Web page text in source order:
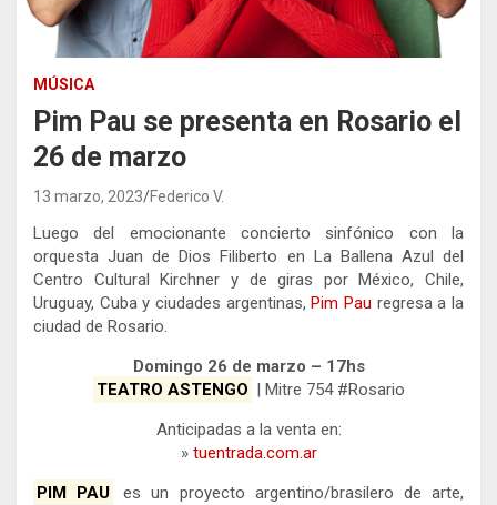
MÚSICA
Pim Pau se presenta en Rosario el
26 de marzo
13 marzo, 2023 Federico V.
Luego del emocionante concierto sinfónico con la
orquesta Juan de Dios Filiberto en La Ballena Azul del
Centro Cultural Kirchner y de giras por México, Chile,
Uruguay, Cuba y ciudades argentinas, Pim Pau regresa a la
ciudad de Rosario.
Domingo 26 de marzo – 17hs
TEATRO ASTENGO
| Mitre 754 #Rosario
Anticipadas a la venta en:
» tuentrada.com.ar
PIM PAU
es un proyecto argentino/brasilero de arte,